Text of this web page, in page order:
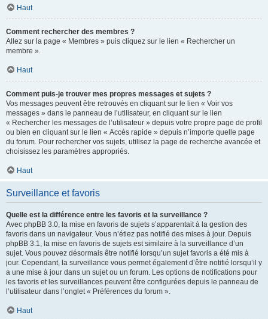
Haut
Comment rechercher des membres ?
Allez sur la page « Membres » puis cliquez sur le lien « Rechercher un
membre ».
Haut
Comment puis-je trouver mes propres messages et sujets ?
Vos messages peuvent être retrouvés en cliquant sur le lien « Voir vos
messages » dans le panneau de l’utilisateur, en cliquant sur le lien
« Rechercher les messages de l’utilisateur » depuis votre propre page de profil
ou bien en cliquant sur le lien « Accès rapide » depuis n’importe quelle page
du forum. Pour rechercher vos sujets, utilisez la page de recherche avancée et
choisissez les paramètres appropriés.
Haut
Surveillance et favoris
Quelle est la différence entre les favoris et la surveillance ?
Avec phpBB 3.0, la mise en favoris de sujets s’apparentait à la gestion des
favoris dans un navigateur. Vous n’étiez pas notifié des mises à jour. Depuis
phpBB 3.1, la mise en favoris de sujets est similaire à la surveillance d’un
sujet. Vous pouvez désormais être notifié lorsqu’un sujet favoris a été mis à
jour. Cependant, la surveillance vous permet également d’être notifié lorsqu’il y
a une mise à jour dans un sujet ou un forum. Les options de notifications pour
les favoris et les surveillances peuvent être configurées depuis le panneau de
l’utilisateur dans l’onglet « Préférences du forum ».
Haut